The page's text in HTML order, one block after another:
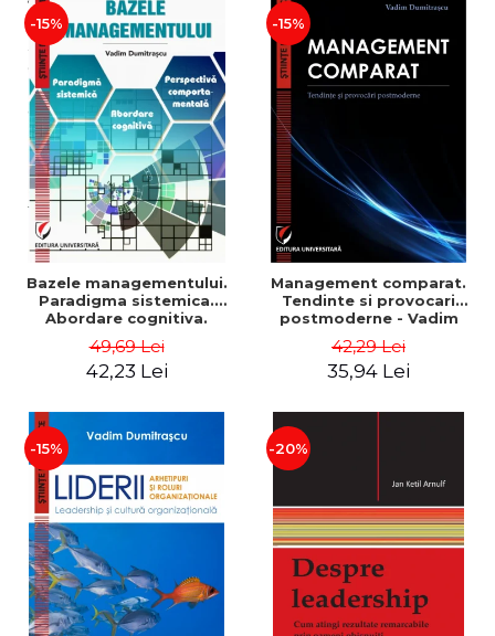
-15%
Bazele managementului.
Paradigma sistemica.
Abordare cognitiva.
comportamentala - Vadim
Dumitrascu
49,69 Lei
42,23 Lei
-15%
Management comparat.
Tendinte si provocari
postmoderne - Vadim
42,29 Lei
35,94 Lei
-15% -20%